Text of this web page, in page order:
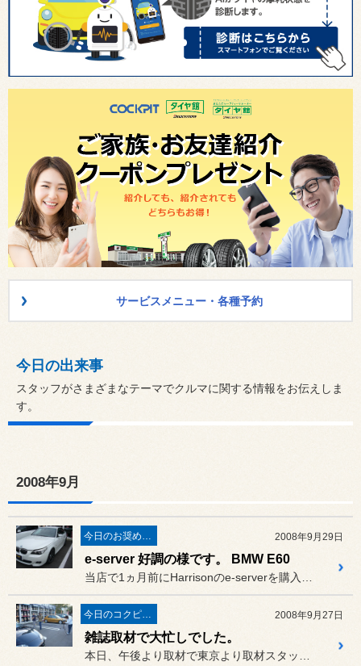
サービスメニュー・各種予約
今日の出来事
スタッフがさまざまなテーマでクルマに関する情報をお伝えしま
す。
2008年9月
今日のお奨め商品! 2008年9月29日
e-server 好調の様です。 BMW E60
今日のコクピット西部 2008年9月27日
雑誌取材で大忙しでした。